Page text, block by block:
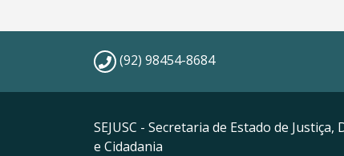
(92) 98454-8684
SEJUSC - Secretaria de Estado de
e Cidadania